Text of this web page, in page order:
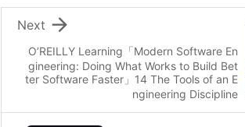
O’REILLY Learning「Modern Software En
gineering: Doing What Works to Build Bet
ter Software Faster」14 The Tools of an E
ngineering Discipline

Next